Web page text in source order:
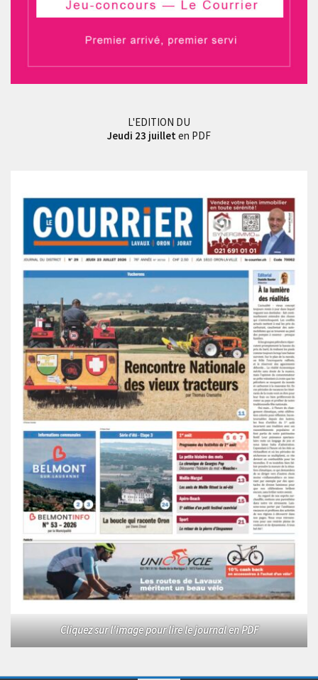
L'EDITION DU
Jeudi 23 juillet en PDF
Cliquez sur l'image pour lire le journal en PDF